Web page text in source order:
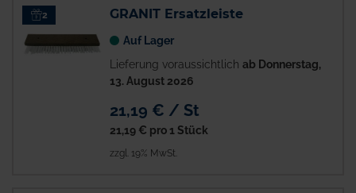
2 GRANIT Ersatzleiste
Auf Lager
Lieferung voraussichtlich ab Donnerstag,
13. August 2026
21,19 € / St
21,19 € pro 1 Stück
zzgl. 19% MwSt.